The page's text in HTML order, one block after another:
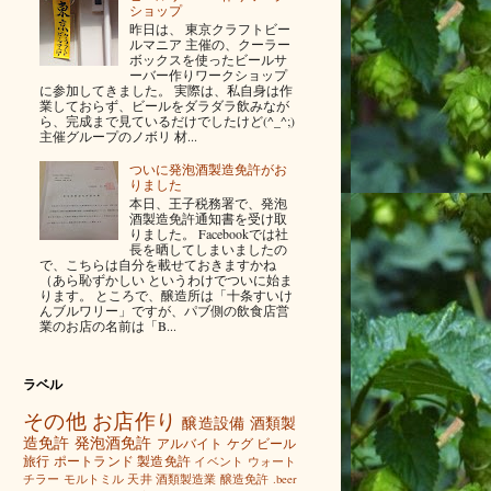
ショップ
昨日は、 東京クラフトビー
ルマニア 主催の、クーラー
ボックスを使ったビールサ
ーバー作りワークショップ
に参加してきました。 実際は、私自身は作
業しておらず、ビールをダラダラ飲みなが
ら、完成まで見ているだけでしたけど(^_^;)
主催グループのノボリ 材...
ついに発泡酒製造免許がお
りました
本日、王子税務署で、発泡
酒製造免許通知書を受け取
りました。 Facebookでは社
長を晒してしまいましたの
で、こちらは自分を載せておきますかね
（あら恥ずかしい というわけでついに始ま
ります。 ところで、醸造所は「十条すいけ
んブルワリー」ですが、パブ側の飲食店営
業のお店の名前は「B...
ラベル
その他 お店作り 醸造設備 酒類製
造免許 発泡酒免許 アルバイト ケグ ビール
旅行 ポートランド 製造免許 イベント ウォート
チラー モルトミル 天井 酒類製造業 醸造免許 .beer